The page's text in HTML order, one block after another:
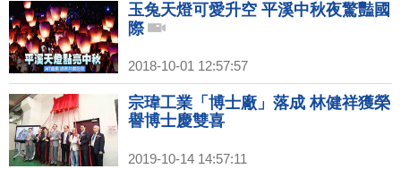
玉兔天燈可愛升空 平溪中秋夜驚豔國
際
2018-10-01 12:57:57
宗瑋工業「博士廠」落成 林健祥獲榮
譽博士慶雙喜
2019-10-14 14:57:11